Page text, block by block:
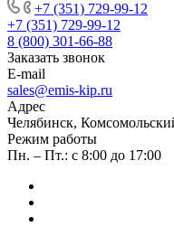
+7 (351) 729-99-12
+7 (351) 729-99-12
8 (800) 301-66-88
Заказать звонок
E-mail
sales@emis-kip.ru
Адрес
Челябинск,
Режим работы
Пн. – Пт.: с 8:00 до 17:00